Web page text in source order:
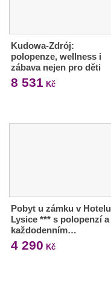
Kudowa-Zdrój:
polopenze, wellness i
zábava nejen pro děti
8 531 Kč
Pobyt u zámku v Hotelu
Lysice *** s polopenzí a
každodenním…
4 290 Kč